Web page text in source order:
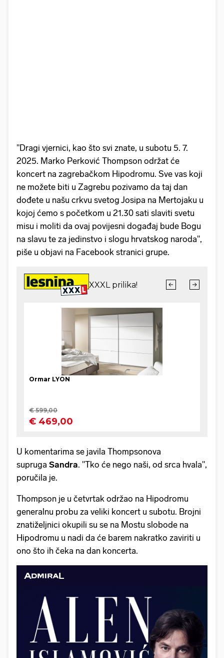
"Dragi vjernici, kao što svi znate, u subotu 5. 7.
2025. Marko Perković Thompson održat će
koncert na zagrebačkom Hipodromu. Sve vas koji
ne možete biti u Zagrebu pozivamo da taj dan
dođete u našu crkvu svetog Josipa na Mertojaku u
kojoj ćemo s početkom u 21.30 sati slaviti svetu
misu i moliti da ovaj povijesni događaj bude Bogu
na slavu te za jedinstvo i slogu hrvatskog naroda",
piše u objavi na Facebook stranici grupe.
U komentarima se javila Thompsonova
supruga Sandra. "Tko će nego naši, od srca hvala",
poručila je.
Thompson je u četvrtak održao na Hipodromu
generalnu probu za veliki koncert u subotu. Brojni
znatiželjnici okupili su se na Mostu slobode na
Hipodromu u nadi da će barem nakratko zaviriti u
ono što ih čeka na dan koncerta.